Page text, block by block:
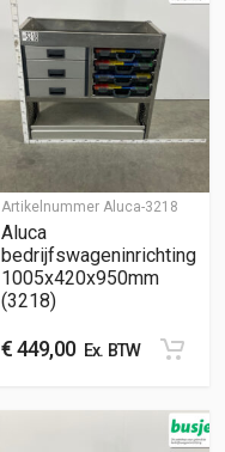
Artikelnummer Aluca-3218
Aluca
bedrijfswageninrichting
1005x420x950mm
(3218)
€449,00Ex. BTW